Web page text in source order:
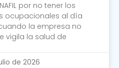
por no tener los
ocupacionales al día
la empresa no
vigila la salud de
de 2026